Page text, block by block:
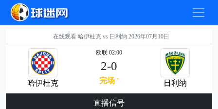
在线观看 哈伊杜克 vs 日利纳 2026年07月10日
哈伊杜克
欧联 02:00
2-0
完场 ' 日利纳
直播信号